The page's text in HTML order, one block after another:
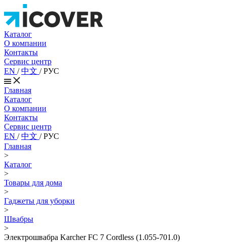
Каталог
О компании
Контакты
Сервис центр
EN /中文 /РУС
Главная
Каталог
О компании
Контакты
Сервис центр
EN /中文 /РУС
Главная
>
Каталог
>
Товары для дома
>
Гаджеты для уборки
>
Швабры
>
Электрошвабра Karcher FC 7 Cordless (1.055-701.0)